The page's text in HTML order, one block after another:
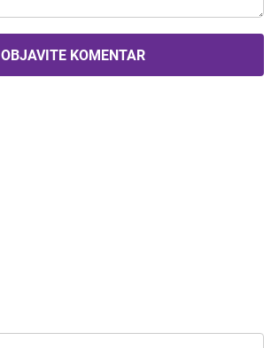
OBJAVITE KOMENTAR